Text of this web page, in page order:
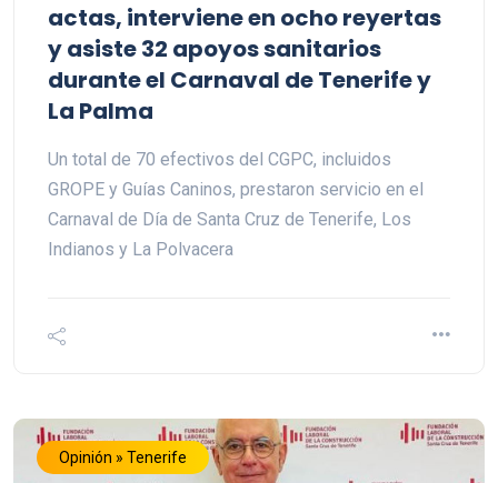
actas, interviene en ocho reyertas
y asiste 32 apoyos sanitarios
durante el Carnaval de Tenerife y
La Palma
Un total de 70 efectivos del CGPC, incluidos
GROPE y Guías Caninos, prestaron servicio en el
Carnaval de Día de Santa Cruz de Tenerife, Los
Indianos y La Polvacera
Opinión » Tenerife